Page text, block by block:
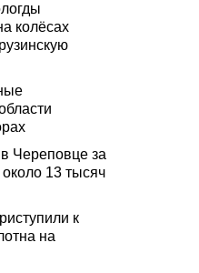
колёсах
Череповце за
13 тысяч
к
на